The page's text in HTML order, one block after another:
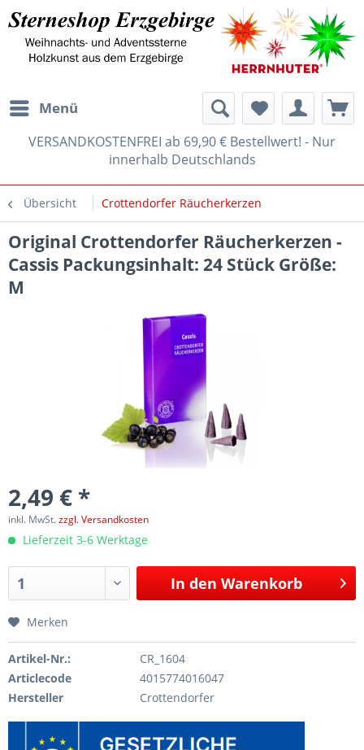
Menü
VERSANDKOSTENFREI ab 69,90 € Bestellwert! - Nur
innerhalb Deutschlands
Übersicht Crottendorfer Räucherkerzen
Original Crottendorfer Räucherkerzen -
Cassis Packungsinhalt: 24 Stück Größe:
M
2,49 € *
inkl. MwSt.zzgl. Versandkosten
Lieferzeit 3-6 Werktage
In den Warenkorb
Merken
Artikel-Nr.:
CR_1604
Articlecode
4015774016047
Hersteller
Crottendorfer